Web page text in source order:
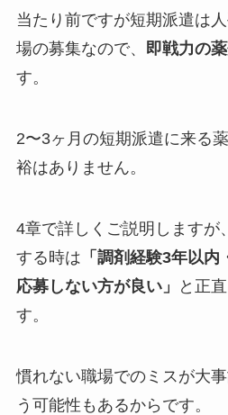
当たり前ですが短期派遣は
場の募集なので、 即戦力の
す。
2〜3ヶ月の短期派遣に来る
裕はありません。
4章で詳しくご説明しますが
する時は 「調剤経験3年以
応募しない方が良い」
と正
す。
慣れない職場でのミスが大
う可能性もあるからです。